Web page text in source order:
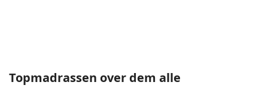
Topmadrassen over dem alle